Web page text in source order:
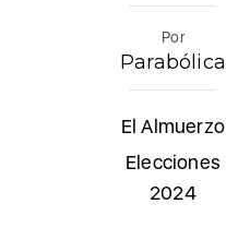
Por
Parabólica
El Almuerzo
Elecciones
2024